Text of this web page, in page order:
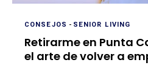
CONSEJOS - SENIOR LIVING
Retirarme en Punta
el arte de volver a